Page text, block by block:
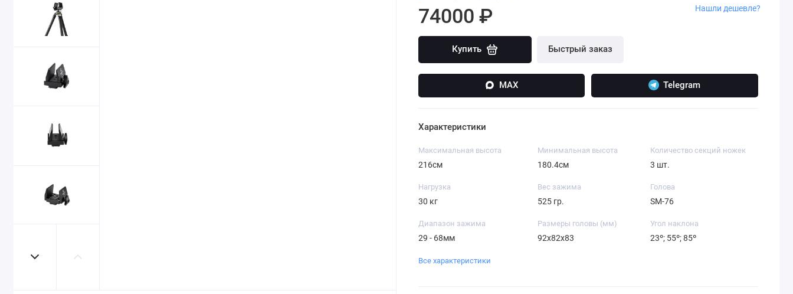
74000 ₽
Купить Быстрый заказ
Нашли дешевле?
MAX Telegram
Характеристики
Максимальная высота
216см
Минимальная высота
180.4см
Количество секций ножек
3 шт.
Нагрузка
30 кг
Вес зажима
525 гр.
Голова
SM-76
Диапазон зажима
29 - 68мм
Размеры головы (мм)
92x82x83
Угол наклона
23º; 55º; 85º
Все характеристики